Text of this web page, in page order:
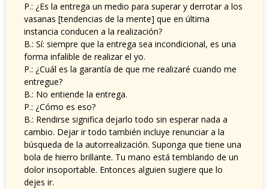
P.: ¿Es la entrega un medio para superar y derrotar a los
vasanas [tendencias de la mente] que en última
instancia conducen a la realización?
B.: Sí: siempre que la entrega sea incondicional, es una
forma infalible de realizar el yo.
P.: ¿Cuál es la garantía de que me realizaré cuando me
entregue?
B.: No entiende la entrega.
P.: ¿Cómo es eso?
B.: Rendirse significa dejarlo todo sin esperar nada a
cambio. Dejar ir todo también incluye renunciar a la
búsqueda de la autorrealización. Suponga que tiene una
bola de hierro brillante. Tu mano está temblando de un
dolor insoportable. Entonces alguien sugiere que lo
dejes ir.